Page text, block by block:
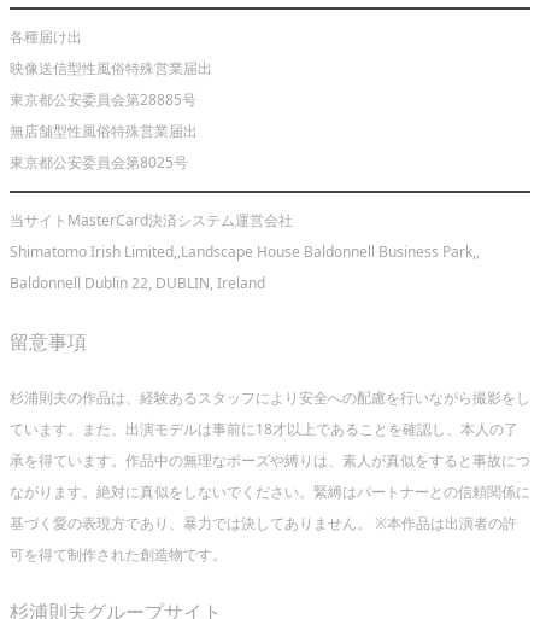
各種届け出
映像送信型性風俗特殊営業届出
東京都公安委員会第28885号
無店舗型性風俗特殊営業届出
東京都公安委員会第8025号
当サイトMasterCard決済システム運営会社
Shimatomo Irish Limited,,Landscape House Baldonnell Business Park,,
Baldonnell Dublin 22, DUBLIN, Ireland
留意事項
杉浦則夫の作品は、経験あるスタッフにより安全への配慮を行いながら撮影をし
ています。また、出演モデルは事前に18才以上であることを確認し、本人の了
承を得ています。作品中の無理なポーズや縛りは、素人が真似をすると事故につ
ながります。絶対に真似をしないでください。緊縛はパートナーとの信頼関係に
基づく愛の表現方であり、暴力では決してありません。 ※本作品は出演者の許
可を得て制作された創造物です。
杉浦則夫グループサイト